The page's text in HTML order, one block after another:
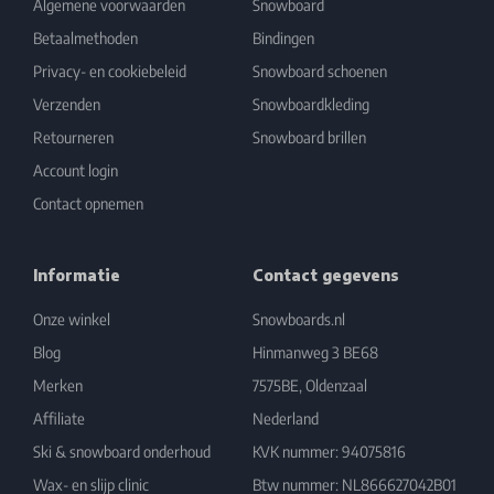
Algemene voorwaarden
Betaalmethoden
Privacy- en cookiebeleid
Verzenden
Retourneren
Account login
Contact opnemen
Snowboard
Bindingen
Snowboard schoenen
Snowboardkleding
Snowboard brillen
Informatie
Onze winkel
Blog
Merken
Affiliate
Ski & snowboard onderhoud
Wax- en slijp clinic
Contact gegevens
Snowboards.nl
Hinmanweg 3 BE68
7575BE, Oldenzaal
Nederland
KVK nummer: 94075816
Btw nummer: NL866627042B01